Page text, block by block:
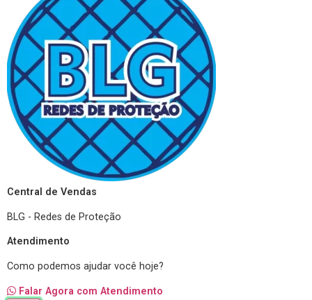
Central de Vendas
BLG - Redes de Proteção
Atendimento
Como podemos ajudar você hoje?
Falar Agora com Atendimento